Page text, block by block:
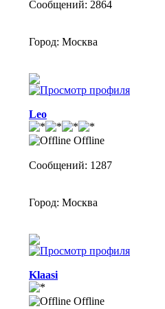
Сообщений: 2864
Город: Москва
Lеo
Offline
Сообщений: 1287
Город: Москва
Klaasi
Offline